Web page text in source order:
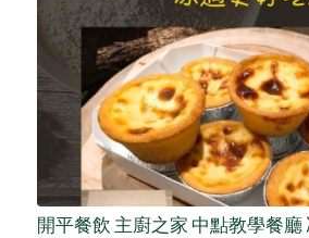
開平餐飲 主廚之家 中點教學餐廳